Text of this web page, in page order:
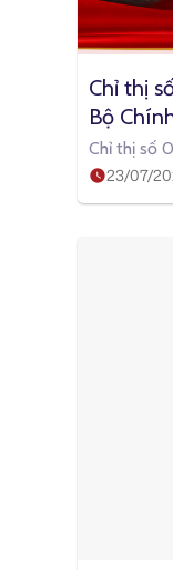
Chỉ thị
Bộ
hành tư
phong
phát
23/07/
Chỉ thị số
về “Đẩy